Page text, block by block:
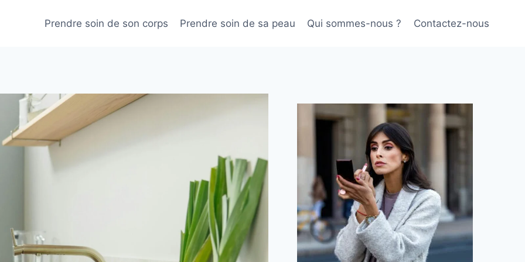
Prendre soin de son corps Prendre soin de sa peau Qui sommes-nous ? Contactez-nous